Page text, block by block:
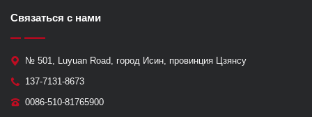
Связаться с нами
№ 501, Luyuan Road, город Исин, провинция Цзянсу
137-7131-8673
0086-510-81765900